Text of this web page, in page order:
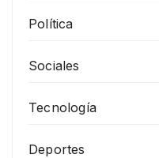
Política
Sociales
Tecnología
Deportes